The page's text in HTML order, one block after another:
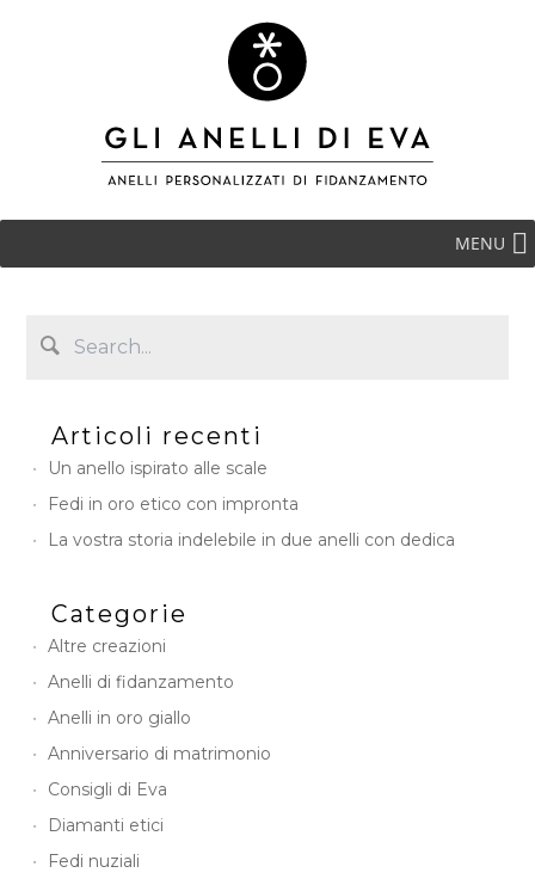
MENU
Articoli recenti
Un anello ispirato alle scale
Fedi in oro etico con impronta
La vostra storia indelebile in due anelli con dedica
Categorie
Altre creazioni
Anelli di fidanzamento
Anelli in oro giallo
Anniversario di matrimonio
Consigli di Eva
Diamanti etici
Fedi nuziali